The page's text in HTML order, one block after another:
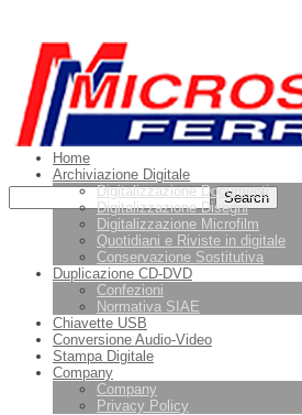
Home
Archiviazione Digitale
Digitalizzazione Documenti
Digitalizzazione Disegni
Digitalizzazione Microfilm
Quotidiani e Riviste in digitale
Conservazione Sostitutiva
Duplicazione CD-DVD
Confezioni
Normativa SIAE
Chiavette USB
Conversione Audio-Video
Stampa Digitale
Company
Company
Privacy Policy